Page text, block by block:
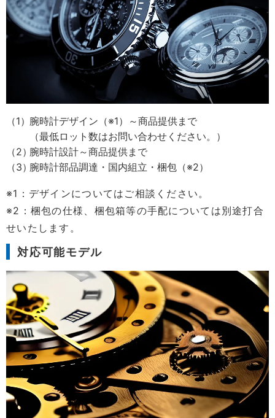
腕時計デザイン（※1）～商品提供まで
（最低ロット数はお問い合わせください。）
腕時計設計～商品提供まで
腕時計部品調達・国内組立・梱包（※2）
※1：デザインについてはご相談ください。
※2：梱包の仕様、梱包箱等の手配については別途打合
せいたします。
対応可能モデル